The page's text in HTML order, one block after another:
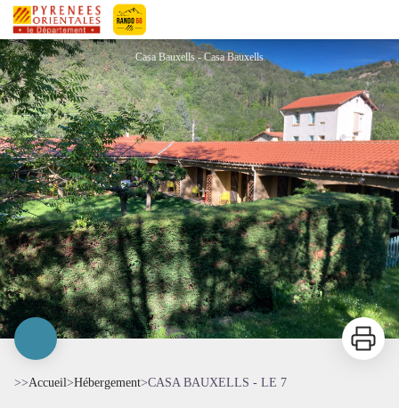
Pyrénées-Orientales Le Département
CASA BAUXELLS - LE 7
Casa Bauxells - Casa Bauxells
Imprimer
>>Accueil>Hébergement>CASA BAUXELLS - LE 7